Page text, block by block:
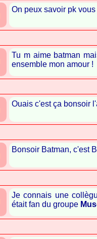
On peux savoir pk
Tu m aime batman
ensemble mon amour !
Ouais c'est ça bonsoir
Bonsoir Batman, c'est
Je connais une
était fan du groupe